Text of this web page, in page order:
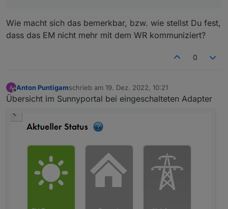
Vielen Dank
Wie macht sich das bemerkbar, bzw. wie stellst Du fest,
dass das EM nicht mehr mit dem WR kommuniziert?
0
Offline
Anton Puntigamschrieb am 19. Dez. 2022, 10:21
zuletzt editiert von
Übersicht im Sunnyportal bei eingeschalteten Adapter